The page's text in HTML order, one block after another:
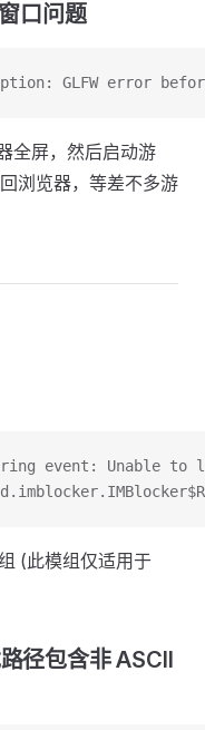
口问题
GLFW error
全屏，然后启动游
浏览器，等差不多游
event: Unable to
(此模组仅适用于
径包含非 ASCII